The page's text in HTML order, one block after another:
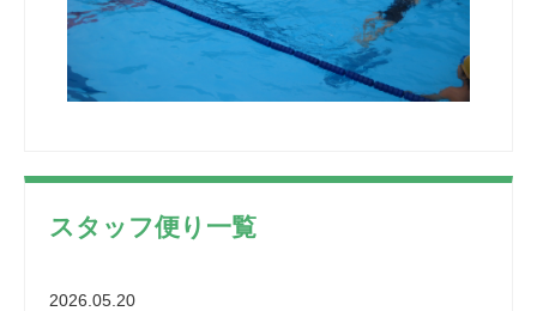
スタッフ便り一覧
2026.05.20